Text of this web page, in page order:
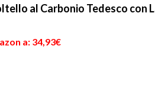
al Carbonio Tedesco con
a: 34,93€